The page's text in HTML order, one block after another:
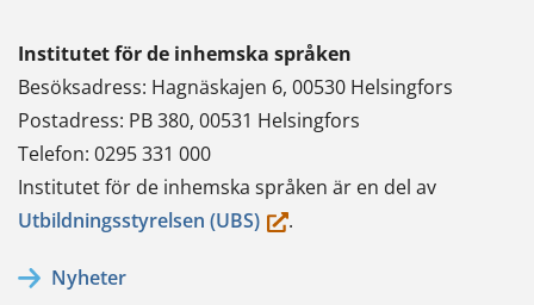
Institutet för de inhemska språken
Besöksadress: Hagnäskajen 6, 00530 Helsingfors
Postadress: PB 380, 00531 Helsingfors
Telefon: 0295 331 000
Institutet för de inhemska språken är en del av
Utbildningsstyrelsen (UBS)(du.
Nyheter